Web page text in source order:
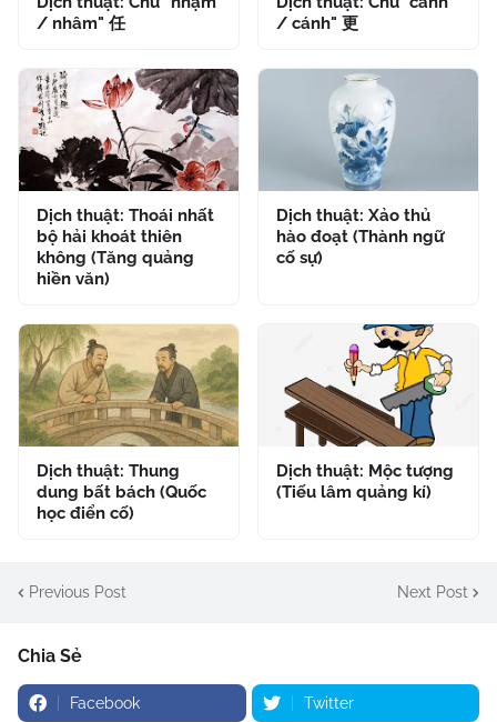
/ nhâm" 任
/ cánh" 更
Dịch thuật: Thoái nhất
bộ hải khoát thiên
không (Tăng quảng
hiền văn)
Dịch thuật: Xảo thủ
hào đoạt (Thành ngữ
cố sự)
Dịch thuật: Thung
dung bất bách (Quốc
học điển cố)
Dịch thuật: Mộc tượng
(Tiếu lâm quảng kí)
Previous Post Next Post
Chia Sẻ
Facebook Twitter